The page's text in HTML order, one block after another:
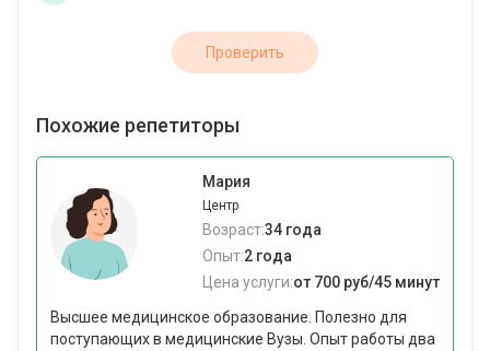
Проверить
Похожие репетиторы
Мария
Центр
Возраст:34 года
Опыт:2 года
Цена услуги:от 700 руб/45 минут
Высшее медицинское образование. Полезно для
поступающих в медицинские Вузы. Опыт работы два